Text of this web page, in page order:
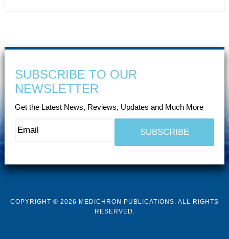
SUBSCRIBE TO OUR
NEWSLETTER
Get the Latest News, Reviews, Updates and Much More
COPYRIGHT © 2026 MEDICHRON PUBLICATIONS. ALL RIGHTS
RESERVED.